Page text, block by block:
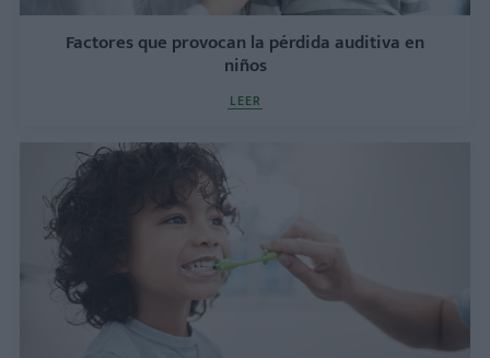
Factores que provocan la pérdida auditiva en
niños
LEER